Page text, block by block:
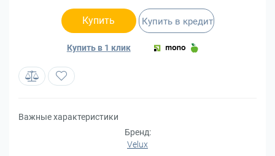
Купить
Купить в 1 клик
Купить в кредит
Важные характеристики
Бренд:
Velux